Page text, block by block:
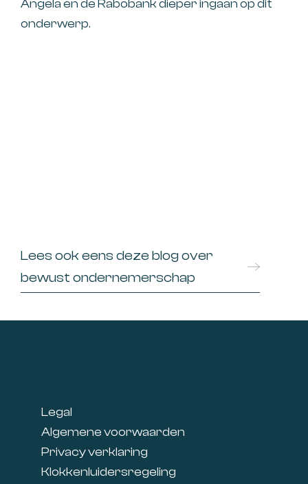
Angela en de Rabobank dieper ingaan op dit
onderwerp.
Lees ook eens deze blog over
bewust ondernemerschap
Legal
Algemene voorwaarden
Privacy verklaring
Klokkenluidersregeling